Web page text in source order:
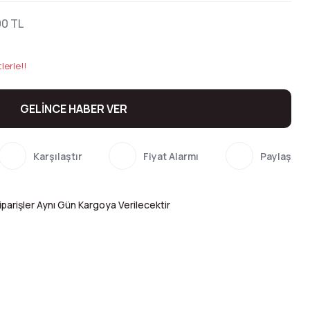
TL
GELİNCE HABER VER
Karşılaştır Fiyat Alarmı Paylaş
Aynı Gün Kargoya Verilecektir